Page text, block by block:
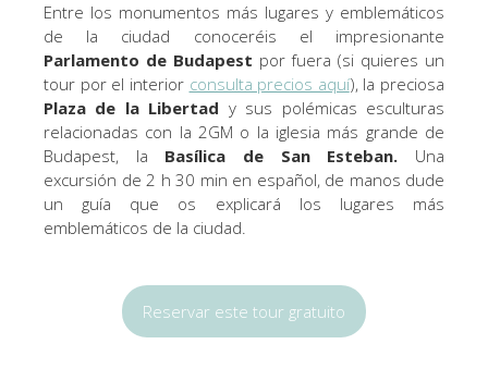
Entre los monumentos más lugares y emblemáticos
de la ciudad conoceréis el impresionante
Parlamento de Budapest por fuera (si quieres un
tour por el interior consulta precios aquí), la preciosa
Plaza de la Libertad y sus polémicas esculturas
relacionadas con la 2GM o la iglesia más grande de
Budapest, la Basílica de San Esteban. Una
excursión de 2 h 30 min en español, de manos dude
un guía que os explicará los lugares más
emblemáticos de la ciudad.
Reservar este tour gratuito